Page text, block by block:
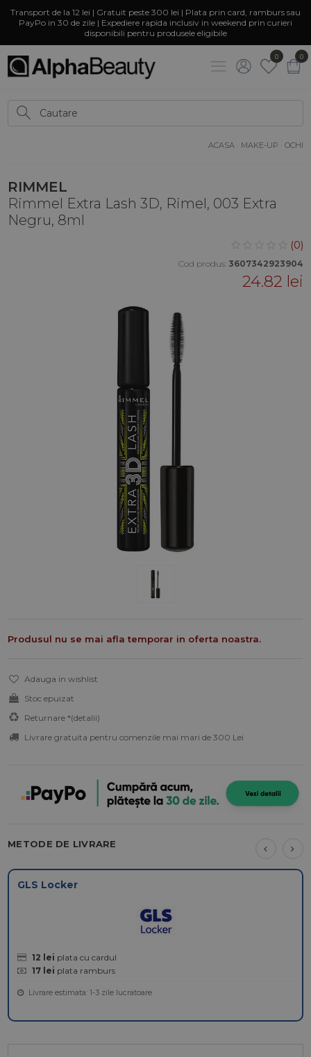
Transport de la 12 lei | Gratuit peste 300 lei | Plata prin card, ramburs sau
PayPo in 30 de zile | Expediere rapida inclusiv in weekend prin curieri
disponibili pentru produsele eligibile
0 0
ACASA · MAKE-UP · OCHI
RIMMEL
Rimmel Extra Lash 3D, Rimel, 003 Extra
Negru, 8ml
(0)
Cod produs: 3607342923904
24.82 lei
Produsul nu se mai afla temporar in oferta noastra.
Adauga in wishlist
Stoc epuizat
Returnare *(detalii)
Livrare gratuita pentru comenzile mai mari de 300 Lei
METODE DE LIVRARE
GLS Locker
12 lei plata cu cardul
17 lei plata ramburs
Livrare estimata: 1-3 zile lucratoare